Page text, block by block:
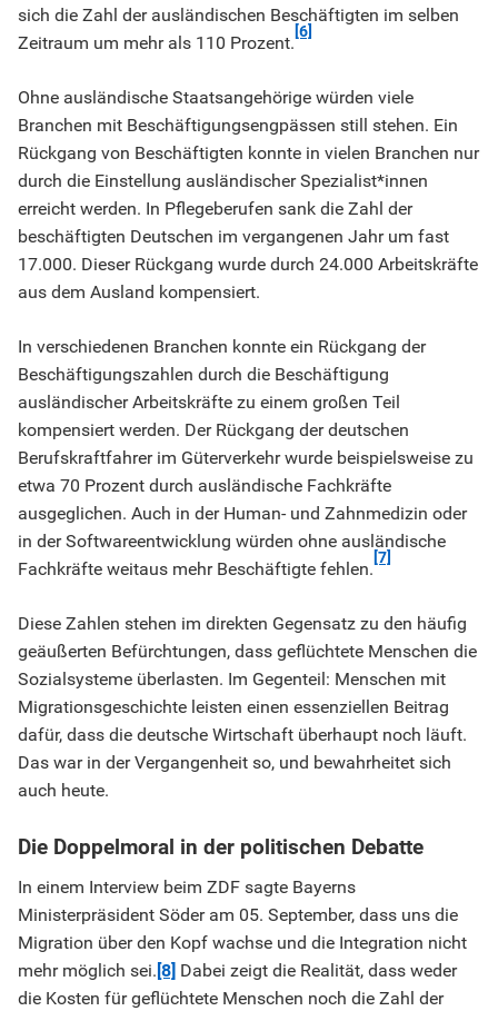
sich die Zahl der ausländischen Beschäftigten im selben
Zeitraum um mehr als 110 Prozent.
[6]
Ohne ausländische Staatsangehörige würden viele
Branchen mit Beschäftigungsengpässen still stehen. Ein
Rückgang von Beschäftigten konnte in vielen Branchen nur
durch die Einstellung ausländischer Spezialist*innen
erreicht werden. In Pflegeberufen sank die Zahl der
beschäftigten Deutschen im vergangenen Jahr um fast
17.000. Dieser Rückgang wurde durch 24.000 Arbeitskräfte
aus dem Ausland kompensiert.
In verschiedenen Branchen konnte ein Rückgang der
Beschäftigungszahlen durch die Beschäftigung
ausländischer Arbeitskräfte zu einem großen Teil
kompensiert werden. Der Rückgang der deutschen
Berufskraftfahrer im Güterverkehr wurde beispielsweise zu
etwa 70 Prozent durch ausländische Fachkräfte
ausgeglichen. Auch in der Human- und Zahnmedizin oder
in der Softwareentwicklung würden ohne ausländische
Fachkräfte weitaus mehr Beschäftigte fehlen.
[7]
Diese Zahlen stehen im direkten Gegensatz zu den häufig
geäußerten Befürchtungen, dass geflüchtete Menschen die
Sozialsysteme überlasten. Im Gegenteil: Menschen mit
Migrationsgeschichte leisten einen essenziellen Beitrag
dafür, dass die deutsche Wirtschaft überhaupt noch läuft.
Das war in der Vergangenheit so, und bewahrheitet sich
auch heute.
Die Doppelmoral in der politischen Debatte
In einem Interview beim ZDF sagte Bayerns
Ministerpräsident Söder am 05. September, dass uns die
Migration über den Kopf wachse und die Integration nicht
mehr möglich sei. [8] Dabei zeigt die Realität, dass weder
die Kosten für geflüchtete Menschen noch die Zahl der